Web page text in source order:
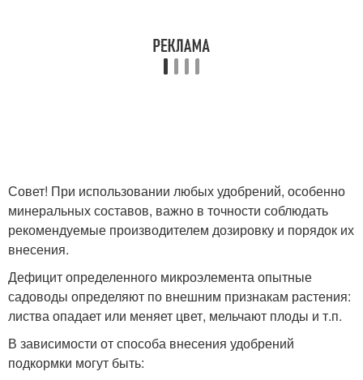
Совет! При использовании любых удобрений, особенно
минеральных составов, важно в точности соблюдать
рекомендуемые производителем дозировку и порядок их
внесения.
Дефицит определенного микроэлемента опытные
садоводы определяют по внешним признакам растения:
листва опадает или меняет цвет, мельчают плоды и т.п.
В зависимости от способа внесения удобрений
подкормки могут быть: